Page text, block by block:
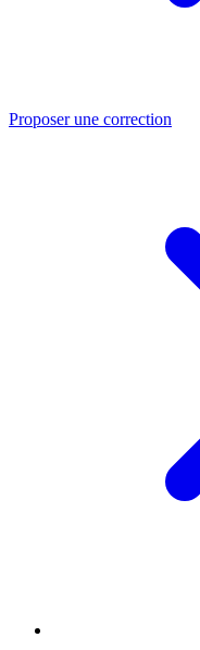
Proposer une correction